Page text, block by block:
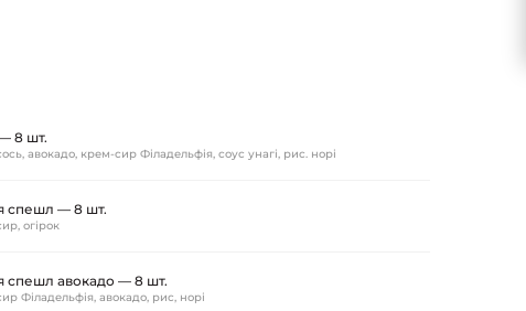
8 шт.
авокадо, крем-сир Філадельфія, соус унагі, рис. норі
спешл — 8 шт.
огірок
спешл авокадо — 8 шт.
Філадельфія, авокадо, рис, норі